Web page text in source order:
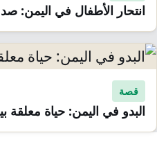
انتحار الأطفال في اليمن:
قصة
البدو في اليمن: حياة معلقة